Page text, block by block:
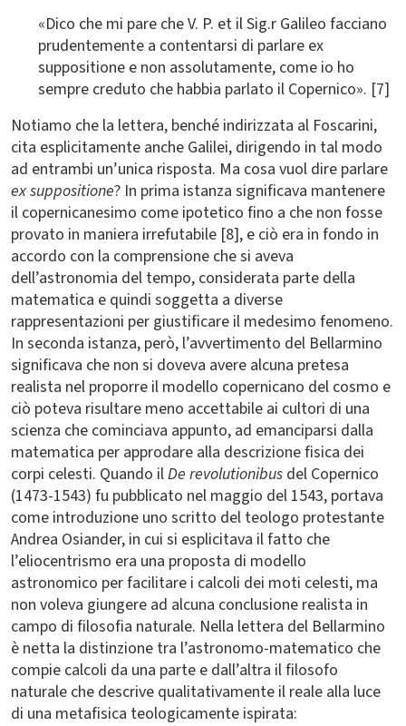
«Dico che mi pare che V. P. et il Sig.r Galileo facciano
prudentemente a contentarsi di parlare ex
suppositione e non assolutamente, come io ho
sempre creduto che habbia parlato il Copernico». [7]
Notiamo che la lettera, benché indirizzata al Foscarini,
cita esplicitamente anche Galilei, dirigendo in tal modo
ad entrambi un’unica risposta. Ma cosa vuol dire parlare
ex suppositione? In prima istanza significava mantenere
il copernicanesimo come ipotetico fino a che non fosse
provato in maniera irrefutabile [8], e ciò era in fondo in
accordo con la comprensione che si aveva
dell’astronomia del tempo, considerata parte della
matematica e quindi soggetta a diverse
rappresentazioni per giustificare il medesimo fenomeno.
In seconda istanza, però, l’avvertimento del Bellarmino
significava che non si doveva avere alcuna pretesa
realista nel proporre il modello copernicano del cosmo e
ciò poteva risultare meno accettabile ai cultori di una
scienza che cominciava appunto, ad emanciparsi dalla
matematica per approdare alla descrizione fisica dei
corpi celesti. Quando ilDe revolutionibus del Copernico
(1473-1543) fu pubblicato nel maggio del 1543, portava
come introduzione uno scritto del teologo protestante
Andrea Osiander, in cui si esplicitava il fatto che
l’eliocentrismo era una proposta di modello
astronomico per facilitare i calcoli dei moti celesti, ma
non voleva giungere ad alcuna conclusione realista in
campo di filosofia naturale. Nella lettera del Bellarmino
è netta la distinzione tra l’astronomo-matematico che
compie calcoli da una parte e dall’altra il filosofo
naturale che descrive qualitativamente il reale alla luce
di una metafisica teologicamente ispirata: